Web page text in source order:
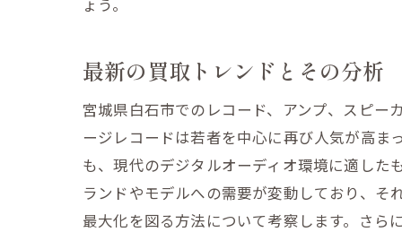
オー
ょう。
最新の買取トレンドとその分析
宮城県白石市でのレコード、アンプ、スピー
ージレコードは若者を中心に再び人気が高ま
も、現代のデジタルオーディオ環境に適し
ランドやモデルへの需要が変動しており、
最大化を図る方法について考察します。さら